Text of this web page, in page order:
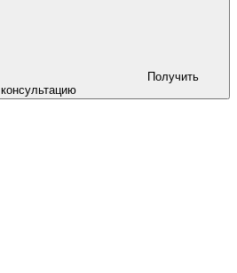
Получить
консультацию